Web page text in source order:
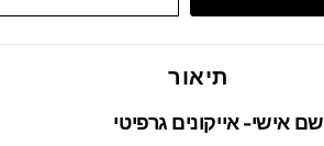
תיאור
אישי- אייקונים גרפיטי